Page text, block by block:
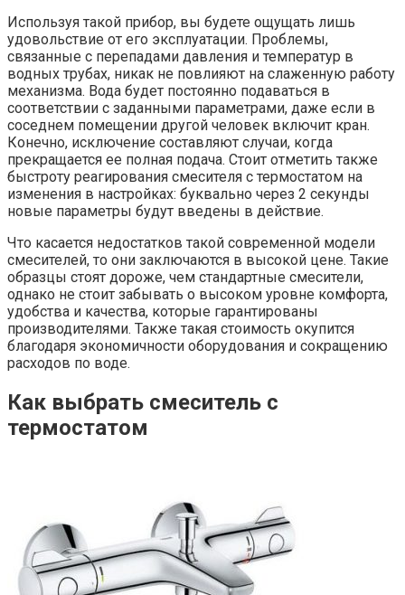
Используя такой прибор, вы будете ощущать лишь
удовольствие от его эксплуатации. Проблемы,
связанные с перепадами давления и температур в
водных трубах, никак не повлияют на слаженную работу
механизма. Вода будет постоянно подаваться в
соответствии с заданными параметрами, даже если в
соседнем помещении другой человек включит кран.
Конечно, исключение составляют случаи, когда
прекращается ее полная подача. Стоит отметить также
быстроту реагирования смесителя с термостатом на
изменения в настройках: буквально через 2 секунды
новые параметры будут введены в действие.
Что касается недостатков такой современной модели
смесителей, то они заключаются в высокой цене. Такие
образцы стоят дороже, чем стандартные смесители,
однако не стоит забывать о высоком уровне комфорта,
удобства и качества, которые гарантированы
производителями. Также такая стоимость окупится
благодаря экономичности оборудования и сокращению
расходов по воде.
Как выбрать смеситель с
термостатом